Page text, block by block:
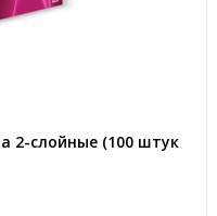
2-слойные (100 штук